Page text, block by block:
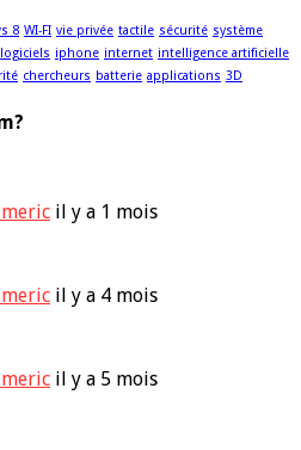
8 WI-FI vie privée tactile sécurité système
logiciels iphone internet intelligence artificielle
chercheurs batterie applications 3D
il y a 1 mois
il y a 4 mois
il y a 5 mois